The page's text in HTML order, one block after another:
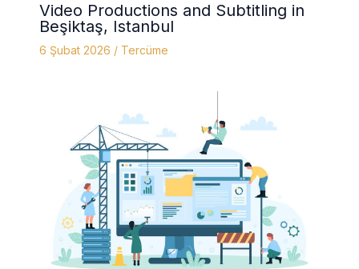
Video Productions and Subtitling in
Beşiktaş, Istanbul
6 Şubat 2026 / Tercüme